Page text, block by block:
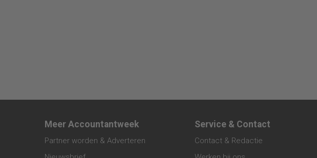
Meer Accountantweek
Partner worden & Adverteren
Service & Contact
Contact & Redactie